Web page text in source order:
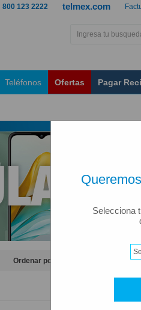
Selecciona
telmex.com
800 123 2222
Teléfonos Ofertas Pagar
Ordenar por: